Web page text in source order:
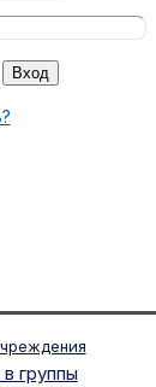
Вход
группы